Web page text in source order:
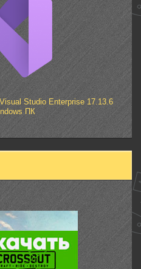
Studio Enterprise 17.13.6
ПК